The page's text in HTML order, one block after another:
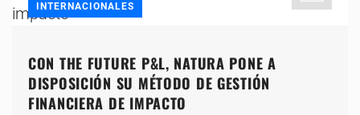
INTERNACIONALES
CON THE FUTURE P&L, NATURA PONE A
DISPOSICIÓN SU MÉTODO DE GESTIÓN
FINANCIERA DE IMPACTO